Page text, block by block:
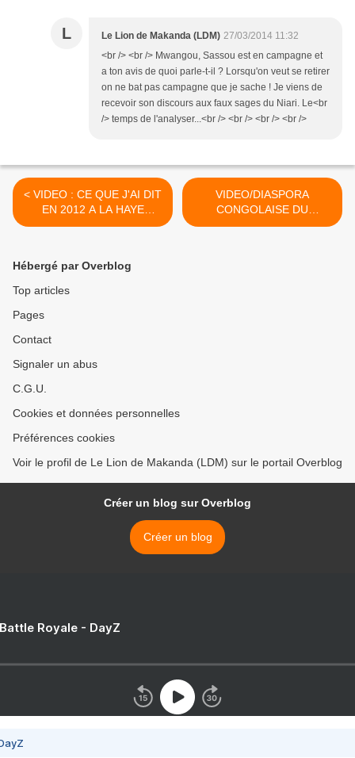
L Le Lion de Makanda (LDM) 27/03/2014 11:32
<br /> <br /> Mwangou, Sassou est en campagne et
a ton avis de quoi parle-t-il ? Lorsqu'on veut se retirer
on ne bat pas campagne que je sache ! Je viens de
recevoir son discours aux faux sages du Niari. Le<br
/> temps de l'analyser...<br /> <br /> <br /> <br />
< VIDEO : CE QUE J'AI DIT
EN 2012 A LA HAYE
(HOLLANDE) EST
VIDEO/DIASPORA
CONGOLAISE DU
ROYAUME-UNI : UNE
Hébergé par Overblog
Top articles
Pages
Contact
Signaler un abus
C.G.U.
Cookies et données personnelles
Préférences cookies
Voir le profil de Le Lion de Makanda (LDM) sur le portail Overblog
Créer un blog sur Overblog
Créer un blog
Royale - DayZ